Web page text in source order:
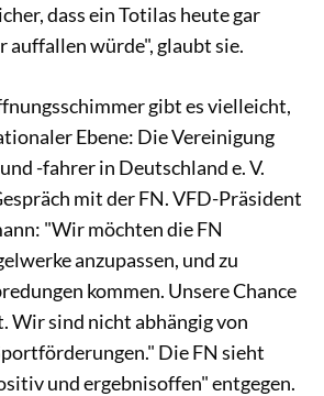
dass ein Totilas heute gar
auffallen würde", glaubt sie.
gibt es vielleicht,
Ebene: Die Vereinigung
-fahrer in Deutschland e. V.
mit der FN. VFD-Präsident
"Wir möchten die FN
anzupassen, und zu
kommen. Unsere Chance
Wir sind nicht abhängig von
Die FN sieht
und ergebnisoffen" entgegen.